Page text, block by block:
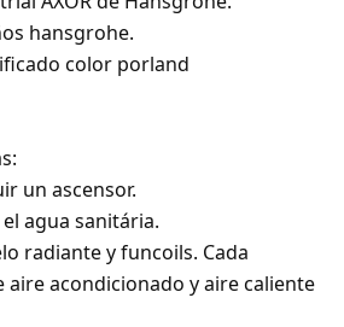
hansgrohe.
color porland
:
un ascensor.
agua sanitária.
radiante y funcoils. Cada
aire acondicionado y aire caliente